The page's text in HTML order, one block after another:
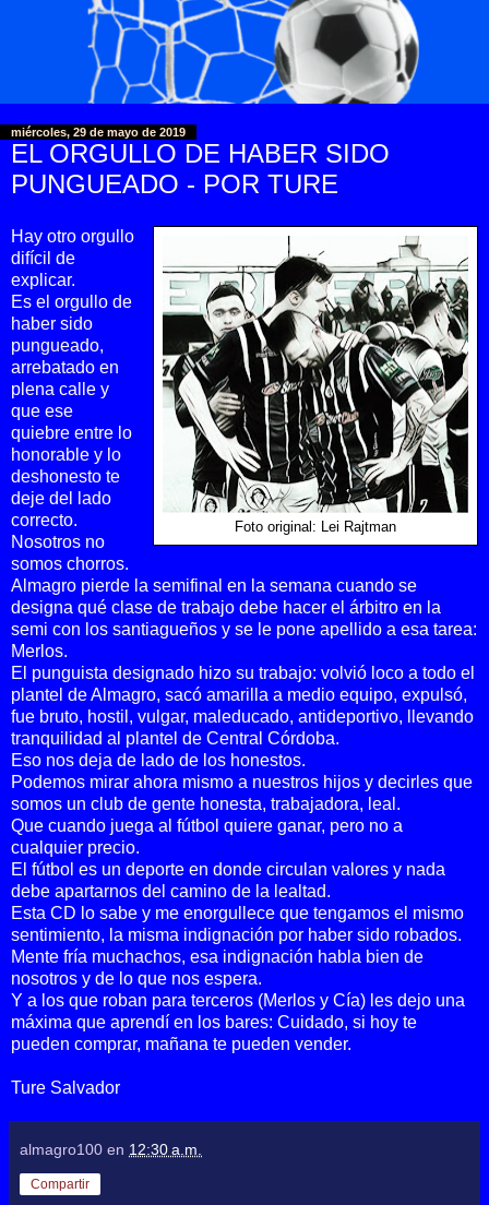
miércoles, 29 de mayo de 2019
EL ORGULLO DE HABER SIDO
PUNGUEADO - POR TURE
Foto original: Lei Rajtman
Hay otro orgullo
difícil de
explicar.
Es el orgullo de
haber sido
pungueado,
arrebatado en
plena calle y
que ese
quiebre entre lo
honorable y lo
deshonesto te
deje del lado
correcto.
Nosotros no
somos chorros.
Almagro pierde la semifinal en la semana cuando se
designa qué clase de trabajo debe hacer el árbitro en la
semi con los santiagueños y se le pone apellido a esa tarea:
Merlos.
El punguista designado hizo su trabajo: volvió loco a todo el
plantel de Almagro, sacó amarilla a medio equipo, expulsó,
fue bruto, hostil, vulgar, maleducado, antideportivo, llevando
tranquilidad al plantel de Central Córdoba.
Eso nos deja de lado de los honestos.
Podemos mirar ahora mismo a nuestros hijos y decirles que
somos un club de gente honesta, trabajadora, leal.
Que cuando juega al fútbol quiere ganar, pero no a
cualquier precio.
El fútbol es un deporte en donde circulan valores y nada
debe apartarnos del camino de la lealtad.
Esta CD lo sabe y me enorgullece que tengamos el mismo
sentimiento, la misma indignación por haber sido robados.
Mente fría muchachos, esa indignación habla bien de
nosotros y de lo que nos espera.
Y a los que roban para terceros (Merlos y Cía) les dejo una
máxima que aprendí en los bares: Cuidado, si hoy te
pueden comprar, mañana te pueden vender.
Ture Salvador
almagro100 en 12:30 a.m.
Compartir